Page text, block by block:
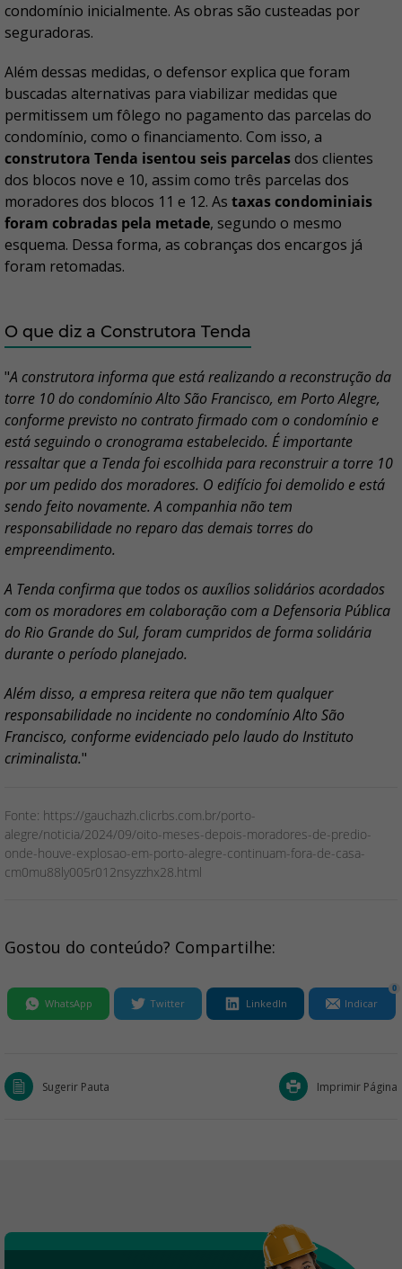
condomínio inicialmente. As obras são custeadas por
seguradoras.
Além dessas medidas, o defensor explica que foram
buscadas alternativas para viabilizar medidas que
permitissem um fôlego no pagamento das parcelas do
condomínio, como o financiamento. Com isso, a
construtora Tenda isentou seis parcelasdos clientes
dos blocos nove e 10, assim como três parcelas dos
moradores dos blocos 11 e 12. As taxas condominiais
foram cobradas pela metade, segundo o mesmo
esquema. Dessa forma, as cobranças dos encargos já
foram retomadas.
O que diz a Construtora Tenda
"A construtora informa que está realizando a reconstrução da
torre 10 do condomínio Alto São Francisco, em Porto Alegre,
conforme previsto no contrato firmado com o condomínio e
está seguindo o cronograma estabelecido. É importante
ressaltar que a Tenda foi escolhida para reconstruir a torre 10
por um pedido dos moradores. O edifício foi demolido e está
sendo feito novamente. A companhia não tem
responsabilidade no reparo das demais torres do
empreendimento.
A Tenda confirma que todos os auxílios solidários acordados
com os moradores em colaboração com a Defensoria Pública
do Rio Grande do Sul, foram cumpridos de forma solidária
durante o período planejado.
Além disso, a empresa reitera que não tem qualquer
responsabilidade no incidente no condomínio Alto São
Francisco, conforme evidenciado pelo laudo do Instituto
criminalista."
Fonte: https://gauchazh.clicrbs.com.br/porto-
alegre/noticia/2024/09/oito-meses-depois-moradores-de-predio-
onde-houve-explosao-em-porto-alegre-continuam-fora-de-casa-
cm0mu88ly005r012nsyzzhx28.html
Gostou do conteúdo? Compartilhe:
WhatsApp Twitter LinkedIn Indicar
0
Sugerir Pauta Imprimir Página